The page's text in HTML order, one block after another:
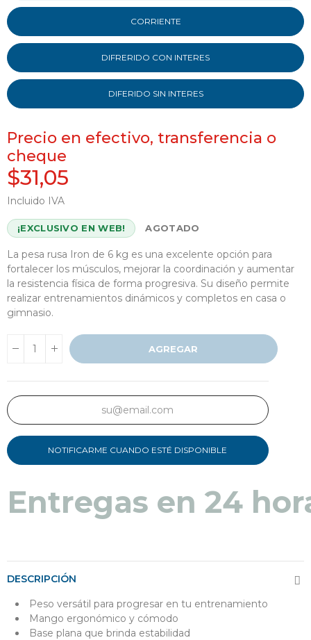
CORRIENTE
DIFRERIDO CON INTERES
DIFERIDO SIN INTERES
Precio en efectivo, transferencia o
cheque
$31,05
Incluido IVA
¡EXCLUSIVO EN WEB! AGOTADO
La pesa rusa Iron de 6 kg es una excelente opción para
fortalecer los músculos, mejorar la coordinación y aumentar
la resistencia física de forma progresiva. Su diseño permite
realizar entrenamientos dinámicos y completos en casa o
gimnasio.
AGREGAR
NOTIFICARME CUANDO ESTÉ DISPONIBLE
Entregas en 24
DESCRIPCIÓN
Peso versátil para progresar en tu entrenamiento
Mango ergonómico y cómodo
Base plana que brinda estabilidad